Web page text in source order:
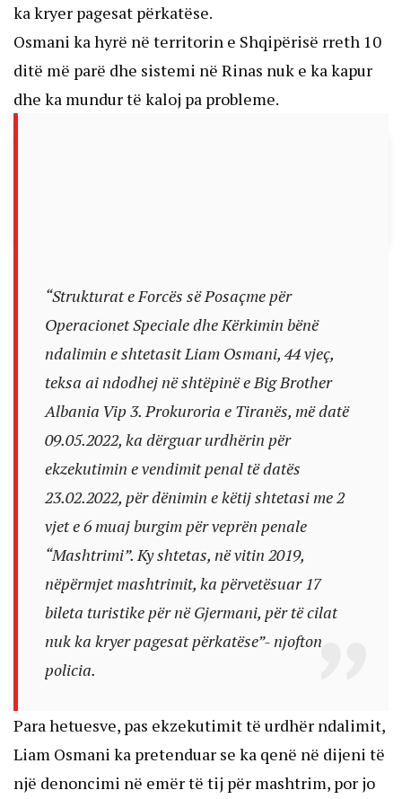
ka kryer pagesat përkatëse.
Osmani ka hyrë në territorin e Shqipërisë rreth 10
ditë më parë dhe sistemi në Rinas nuk e ka kapur
dhe ka mundur të kaloj pa probleme.
“Strukturat e Forcës së Posaçme për
Operacionet Speciale dhe Kërkimin bënë
ndalimin e shtetasit Liam Osmani, 44 vjeç,
teksa ai ndodhej në shtëpinë e Big Brother
Albania Vip 3. Prokuroria e Tiranës, më datë
09.05.2022, ka dërguar urdhërin për
ekzekutimin e vendimit penal të datës
23.02.2022, për dënimin e këtij shtetasi me 2
vjet e 6 muaj burgim për veprën penale
“Mashtrimi”. Ky shtetas, në vitin 2019,
nëpërmjet mashtrimit, ka përvetësuar 17
bileta turistike për në Gjermani, për të cilat
nuk ka kryer pagesat përkatëse”- njofton
policia.
Para hetuesve, pas ekzekutimit të urdhër ndalimit,
Liam Osmani ka pretenduar se ka qenë në dijeni të
një denoncimi në emër të tij për mashtrim, por jo